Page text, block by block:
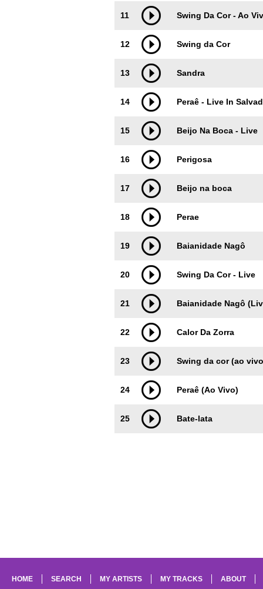
11 Swing Da Cor - Ao
12 Swing da Cor
13 Sandra
14 Peraê - Live In
15 Beijo Na Boca - Live
16 Perigosa
17 Beijo na boca
18 Perae
19 Baianidade Nagô
20 Swing Da Cor - Live
21 Baianidade Nagô
22 Calor Da Zorra
23 Swing da cor (ao
24 Peraê (Ao Vivo)
25 Bate-lata
HOME SEARCH MY ARTISTS MY TRACKS ABOUT